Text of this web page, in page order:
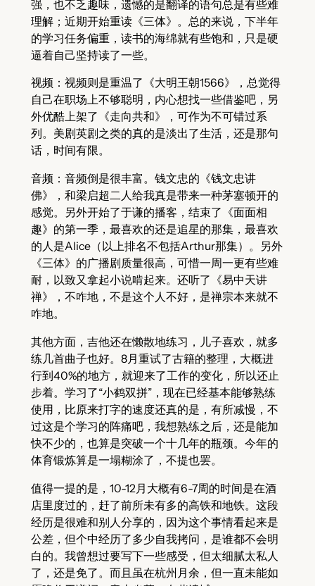
强，也不乏趣味，遗憾的是翻译的语句总是有些难
理解；近期开始重读《三体》。总的来说，下半年
的学习任务偏重，读书的海绵就有些饱和，只是硬
逼着自己坚持读了一些。
视频：视频则是重温了《大明王朝1566》，总觉得
自己在职场上不够聪明，内心想找一些借鉴吧，另
外优酷上架了《走向共和》，可作为不可错过系
列。美剧英剧之类的真的是淡出了生活，还是那句
话，时间有限。
音频：音频倒是很丰富。钱文忠的《钱文忠讲
佛》，和梁启超二人给我真是带来一种茅塞顿开的
感觉。另外开始了于谦的播客，结束了《面面相
趣》的第一季，最喜欢的还是追星的那集，最喜欢
的人是Alice（以上排名不包括Arthur那集）。另外
《三体》的广播剧质量很高，可惜一周一更有些难
耐，以致又拿起小说啃起来。还听了《易中天讲
禅》，不咋地，不是这个人不好，是禅宗本来就不
咋地。
其他方面，吉他还在懒散地练习，儿子喜欢，就多
练几首曲子也好。8月重试了古籍的整理，大概进
行到40%的地方，就迎来了工作的变化，所以还止
步着。学习了“小鹤双拼”，现在已经基本能够熟练
使用，比原来打字的速度还真的是，有所减慢，不
过这是个学习的阵痛吧，我想熟练之后，还是能加
快不少的，也算是突破一个十几年的瓶颈。今年的
体育锻炼算是一塌糊涂了，不提也罢。
值得一提的是，10-12月大概有6-7周的时间是在酒
店里度过的，赶了前所未有多的高铁和地铁。这段
经历是很难和别人分享的，因为这个事情看起来是
公差，但个中经历了多少自我拷问，是谁都不会明
白的。我曾想过要写下一些感受，但太细腻太私人
了，还是免了。而且虽在杭州月余，但一直未能如